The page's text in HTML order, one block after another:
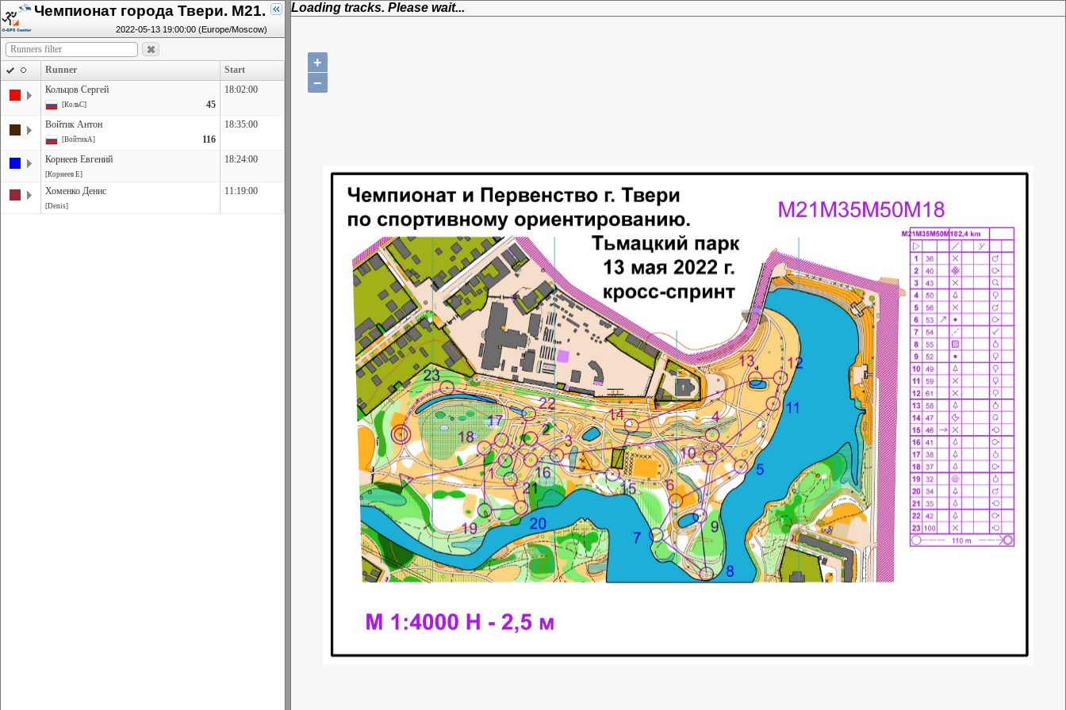
Чемпионат города Твери. М21.
2022-05-13 19:00:00 (Europe/Moscow)
Runner
Start
Кольцов Сергей
[КольС] 45
18:02:00
Войтик Антон
[ВойтикА] 116
18:35:00
Корнеев Евгений
[Корнеев Е]
18:24:00
Хоменко Денис
[Denis]
11:19:00
Loading tracks. Please wait...
+
−